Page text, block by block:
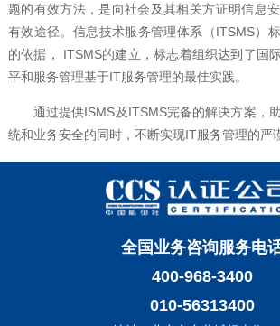
题的有效方法，是向社会及其相关方证明信息
有效途径。信息技术服务管理体系（ITSMS）
的依据， ITSMS的建立，标志着组织达到了国
平和服务管理基于IT服务管理的最佳实践。
通过提供ISMS及ITSMS完备的解决方案，
统和业务安全的同时，不断实现IT服务管理的严
全国业务咨询服务电
400-968-3400
010-56313400